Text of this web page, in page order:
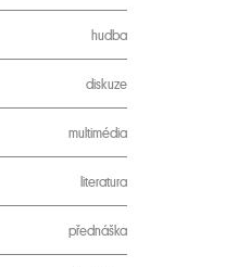
hudba
diskuze
multimédia
literatura
přednáška